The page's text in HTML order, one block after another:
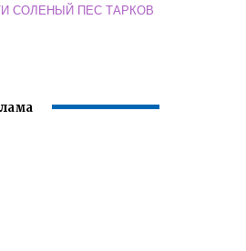
СОЛЕНЫЙ ПЕС ТАРКОВ